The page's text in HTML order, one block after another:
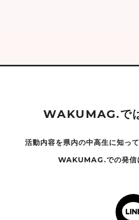
WAKU MAG.で
活動内容を県内の中高生に知っ
WAKUMAG.での発信